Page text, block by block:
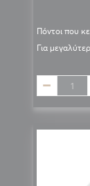
Πόντοι που
Για